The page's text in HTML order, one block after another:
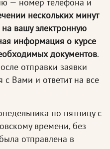
нескольких минут
вашу электронную
информация о курсе
документов.
отправки заявки
Вами и ответит на все
по пятницу с
времени, без
отправлена в